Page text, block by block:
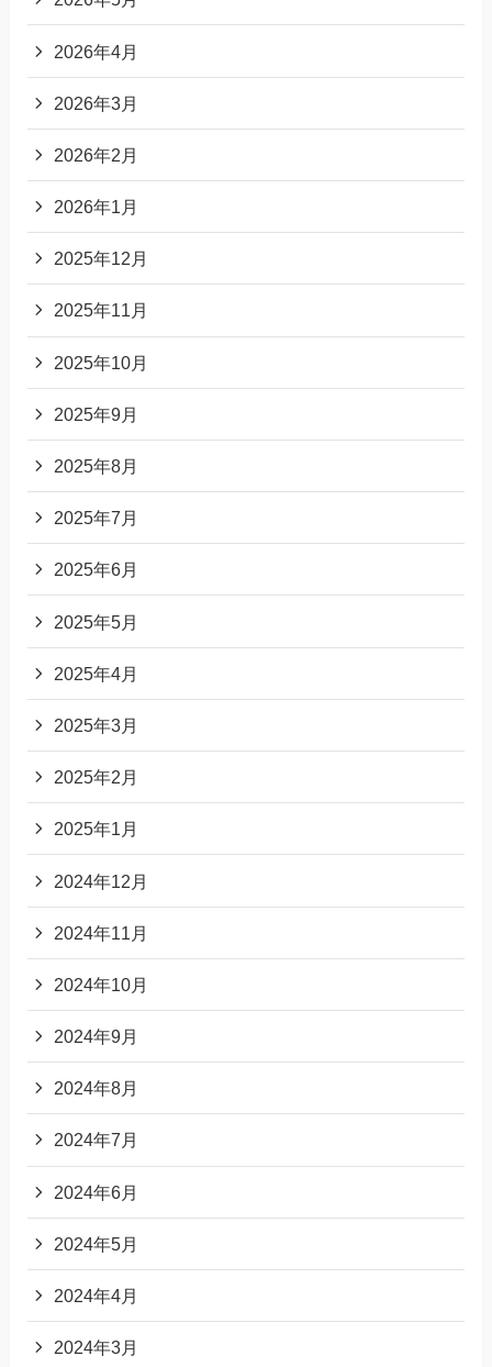
2026年4月
2026年3月
2026年2月
2026年1月
2025年12月
2025年11月
2025年10月
2025年9月
2025年8月
2025年7月
2025年6月
2025年5月
2025年4月
2025年3月
2025年2月
2025年1月
2024年12月
2024年11月
2024年10月
2024年9月
2024年8月
2024年7月
2024年6月
2024年5月
2024年4月
2024年3月